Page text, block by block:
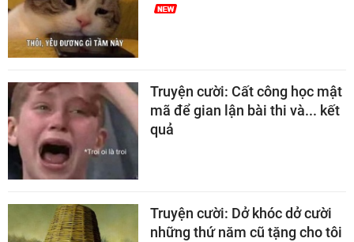
Truyện cười: Cất công học mật
mã để gian lận bài thi và... kết
quả
Truyện cười: Dở khóc dở cười
những thứ năm cũ tặng cho tôi